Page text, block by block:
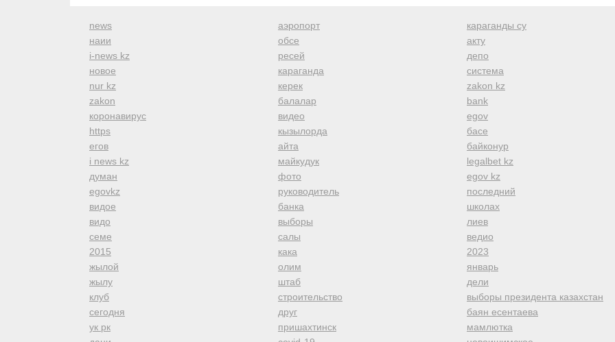
news
наии
i-news kz
новое
nur kz
zakon
коронавирус
https
егов
i news kz
думан
egovkz
видое
видо
семе
2015
жылой
жылу
клуб
сегодня
ук рк
аэропорт
обсе
ресей
караганда
керек
балалар
видео
кызылорда
айта
майкудук
фото
руководитель
банка
выборы
салы
кака
олим
штаб
строительство
друг
пришахтинск
караганды су
акту
депо
система
zakon kz
bank
egov
басе
байконур
legalbet kz
egov kz
последний
школах
лиев
ведио
2023
январь
дели
выборы президента казахстан
баян есентаева
мамлютка